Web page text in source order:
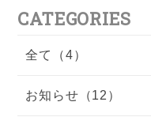
CATEGORIES
全て（4）
お知らせ（12）